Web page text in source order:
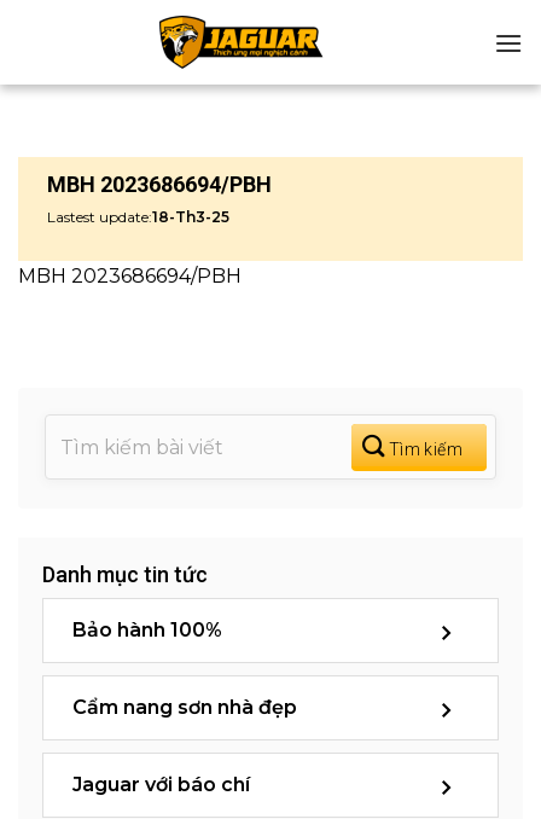
MBH 2023686694/PBH
Lastest update:18-Th3-25
MBH 2023686694/PBH
Danh mục tin tức
Bảo hành 100%
Cẩm nang sơn nhà đẹp
Jaguar với báo chí